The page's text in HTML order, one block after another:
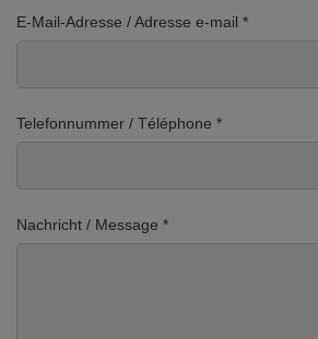
E-Mail-Adresse / Adresse e-mail *
Telefonnummer / Téléphone *
Nachricht / Message *